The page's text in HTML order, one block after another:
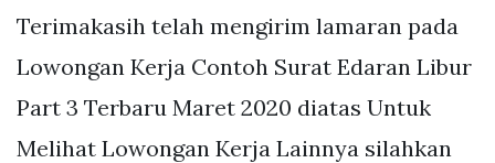
Terimakasih telah mengirim lamaran pada
Lowongan Kerja Contoh Surat Edaran Libur
Part 3 Terbaru Maret 2020 diatas Untuk
Melihat Lowongan Kerja Lainnya silahkan